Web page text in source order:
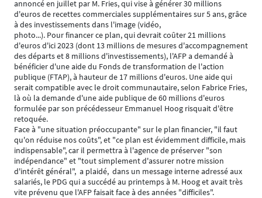
annoncé en juillet par M. Fries, qui vise à générer 30 millions
d'euros de recettes commerciales supplémentaires sur 5 ans, grâce
à des investissements dans l'image (vidéo,
photo...). Pour financer ce plan, qui devrait coûter 21 millions
d'euros d'ici 2023 (dont 13 millions de mesures d'accompagnement
des départs et 8 millions d'investissements), l'AFP a demandé à
bénéficier d'une aide du Fonds de transformation de l'action
publique (FTAP), à hauteur de 17 millions d'euros. Une aide qui
serait compatible avec le droit communautaire, selon Fabrice Fries,
là où la demande d'une aide publique de 60 millions d'euros
formulée par son précédesseur Emmanuel Hoog risquait d'être
retoquée.
Face à "une situation préoccupante" sur le plan financier, "il faut
qu'on réduise nos coûts", et "ce plan est évidemment difficile, mais
indispensable", car il permettra à l'agence de préserver "son
indépendance" et "tout simplement d'assurer notre mission
d'intérêt général", a plaidé, dans un message interne adressé aux
salariés, le PDG qui a succédé au printemps à M. Hoog et avait très
vite prévenu que l'AFP faisait face à des années "difficiles".